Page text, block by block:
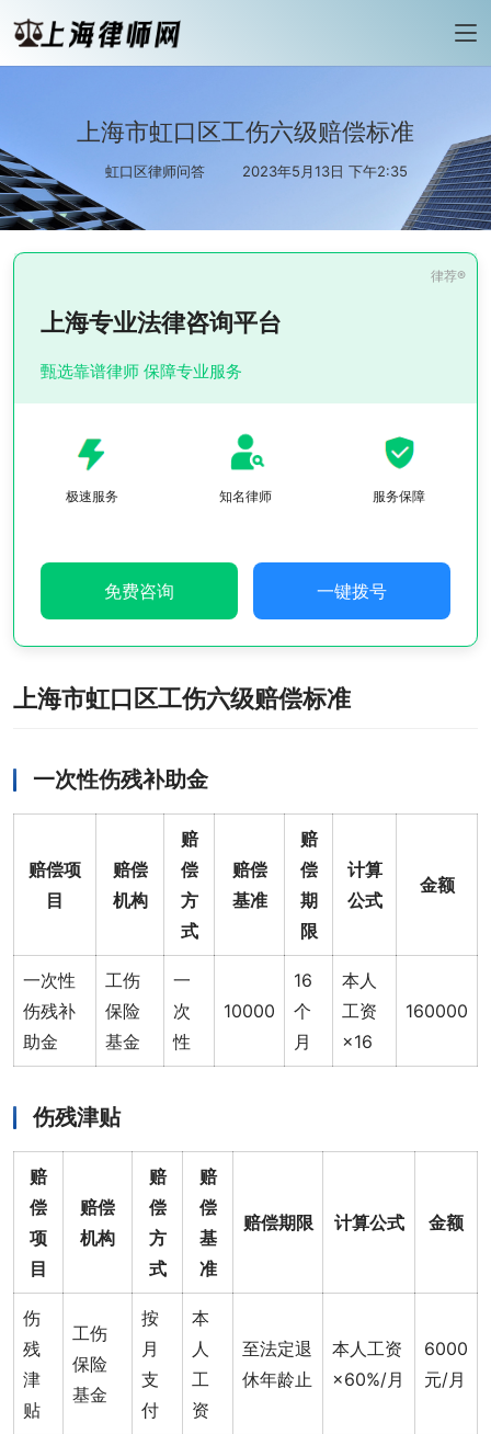
上海市虹口区工伤六级赔偿标准
虹口区律师问答 2023年5月13日 下午2:35
上海专业法律咨询平台
甄选靠谱律师 保障专业服务
极速服务 知名律师 服务保障
免费咨询 一键拨号
上海市虹口区工伤六级赔偿标准
一次性伤残补助金
赔偿项
目
赔偿
机构
赔
偿
方
式
赔偿
基准
赔
偿
期
限
计算
公式
金额
一次性
伤残补
助金
工伤
保险
基金
一
次
性
10000
16
个
月
本人
工资
×16
160000
伤残津贴
赔
偿
项
目
赔偿
机构
赔
偿
方
式
赔
偿
基
准
赔偿期限 计算公式 金额
伤
残
津
贴
工伤
保险
基金
按
月
支
付
本
人
工
资
至法定退
休年龄止
本人工资
×60%/月
6000
元/月